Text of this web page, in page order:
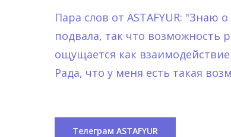
Пара слов от ASTAFYUR: "Знаю о
подвала, так что возможность
ощущается как
Рада, что у меня есть такая
Телеграм ASTAFYUR